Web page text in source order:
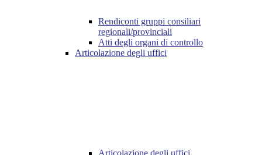
Rendiconti gruppi consiliari
regionali/provinciali
Atti degli organi di controllo
Articolazione degli uffici